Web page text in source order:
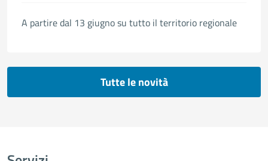
A partire dal 13 giugno su tutto il territorio regionale
Tutte le novità